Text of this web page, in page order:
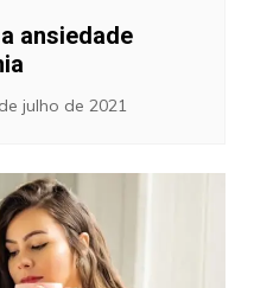
ansiedade
julho de 2021